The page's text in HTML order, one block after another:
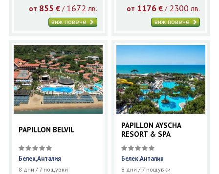
от 855 €/ 1672 лв.
виж повече
от 1176 € / 2300 лв.
виж повече
PAPILLON BELVIL
Белек,Анталия
8 дни / 7 нощувки
PAPILLON AYSCHA
RESORT & SPA
Белек,Анталия
8 дни / 7 нощувки